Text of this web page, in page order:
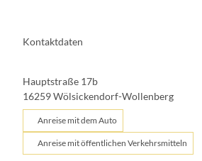
Kontaktdaten
Hauptstraße 17b
16259Wölsickendorf-Wollenberg
Anreise mit dem Auto
Anreise mit öffentlichen Verkehrsmitteln